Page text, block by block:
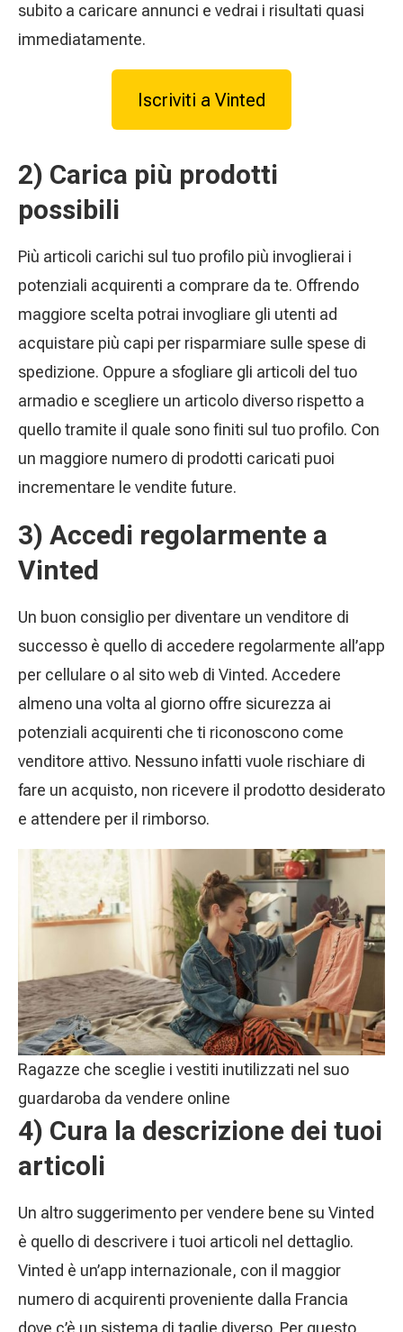
subito a caricare annunci e vedrai i risultati quasi
immediatamente.
Iscriviti a Vinted
2) Carica più prodotti
possibili
Più articoli carichi sul tuo profilo più invoglierai i
potenziali acquirenti a comprare da te. Offrendo
maggiore scelta potrai invogliare gli utenti ad
acquistare più capi per risparmiare sulle spese di
spedizione. Oppure a sfogliare gli articoli del tuo
armadio e scegliere un articolo diverso rispetto a
quello tramite il quale sono finiti sul tuo profilo. Con
un maggiore numero di prodotti caricati puoi
incrementare le vendite future.
3) Accedi regolarmente a
Vinted
Un buon consiglio per diventare un venditore di
successo è quello di accedere regolarmente all’app
per cellulare o al sito web di Vinted. Accedere
almeno una volta al giorno offre sicurezza ai
potenziali acquirenti che ti riconoscono come
venditore attivo. Nessuno infatti vuole rischiare di
fare un acquisto, non ricevere il prodotto desiderato
e attendere per il rimborso.
Ragazze che sceglie i vestiti inutilizzati nel suo
guardaroba da vendere online
4) Cura la descrizione dei tuoi
articoli
Un altro suggerimento per vendere bene su Vinted
è quello di descrivere i tuoi articoli nel dettaglio.
Vinted è un’app internazionale, con il maggior
numero di acquirenti proveniente dalla Francia
dove c’è un sistema di taglie diverso. Per questo